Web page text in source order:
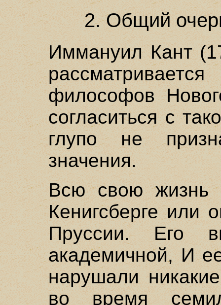
2. Общий
Иммануил Кант
философов
согласиться с
глупо не
значения.
Всю свою жизнь
Кенигсберге или
Пруссии. Его
академичной, И
нарушали
во время